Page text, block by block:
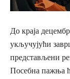
До краја
укључујући
представљени
Посебна пажња